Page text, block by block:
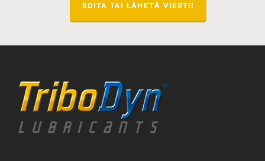
SOITA TAI LÄHETÄ VIESTI!